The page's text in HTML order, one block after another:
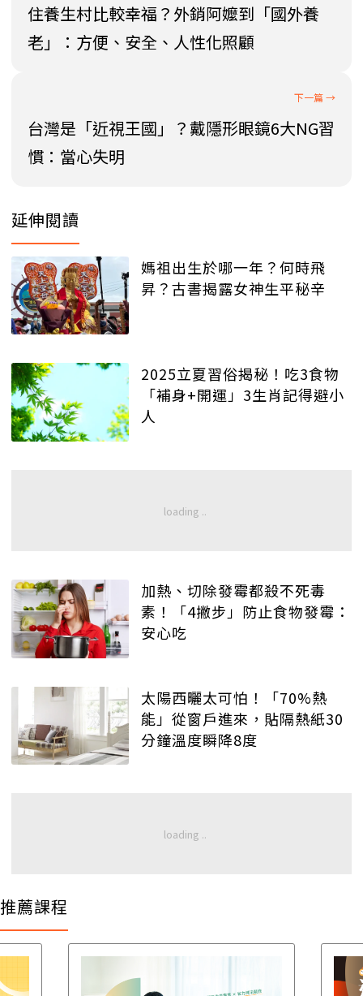
住養生村比較幸福？外銷阿嬤到「國外養
老」：方便、安全、人性化照顧
台灣是「近視王國」？戴隱形眼鏡6大NG習
慣：當心失明
延伸閱讀
媽祖出生於哪一年？何時飛
昇？古書揭露女神生平秘辛
2025立夏習俗揭秘！吃3食物
「補身+開運」3生肖記得避小
人
加熱、切除發霉都殺不死毒
素！「4撇步」防止食物發霉：
安心吃
太陽西曬太可怕！「70%熱
能」從窗戶進來，貼隔熱紙30
分鐘溫度瞬降8度
推薦課程